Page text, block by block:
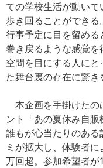
ての学校生活が動い
歩き回ることができ
行事予定に目を留め
巻き戻るような感覚
空間を目にする人に
た舞台裏の存在に驚き
本企画を手掛けたの
ント「あの夏休み自販
誰もが心当たりのある
ミが拡大し、体験者
万回超。参加希望者が